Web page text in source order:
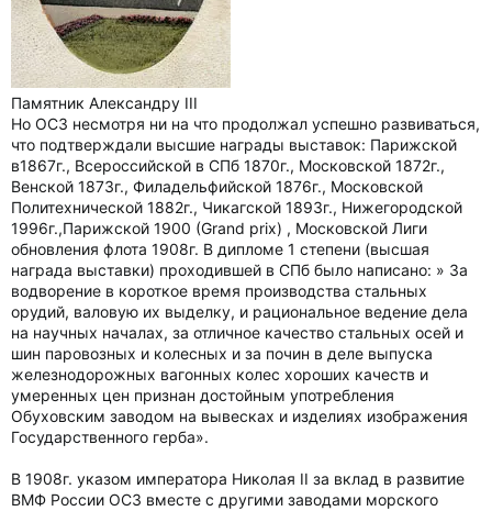
Памятник Александру III
Но ОСЗ несмотря ни на что продолжал успешно развиваться,
что подтверждали высшие награды выставок: Парижской
в1867г., Всероссийской в СПб 1870г., Московской 1872г.,
Венской 1873г., Филадельфийской 1876г., Московской
Политехнической 1882г., Чикагской 1893г., Нижегородской
1996г.,Парижской 1900 (Grand prix) , Московской Лиги
обновления флота 1908г. В дипломе 1 степени (высшая
награда выставки) проходившей в СПб было написано: » За
водворение в короткое время производства стальных
орудий, валовую их выделку, и рациональное ведение дела
на научных началах, за отличное качество стальных осей и
шин паровозных и колесных и за почин в деле выпуска
железнодорожных вагонных колес хороших качеств и
умеренных цен признан достойным употребления
Обуховским заводом на вывесках и изделиях изображения
Государственного герба».
В 1908г. указом императора Николая II за вклад в развитие
ВМФ России ОСЗ вместе с другими заводами морского